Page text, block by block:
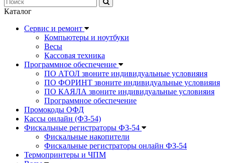
Каталог
Сервис и ремонт
Компьютеры и ноутбуки
Весы
Кассовая техника
Программное обеспечение
ПО АТОЛ звоните индивидуальные условияия
ПО ФОРИНТ звоните индивидуальные условияия
ПО КАЯЛА звоните индивидуальные условияия
Программное обеспечение
Промокоды ОФД
Кассы онлайн (ФЗ-54)
Фискальные регистраторы ФЗ-54
Фискальные накопители
Фискальные регистраторы онлайн ФЗ-54
Термопринтеры и ЧПМ